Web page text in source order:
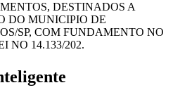
DESTINADOS A
DO MUNICIPIO DE
SP, COM FUNDAMENTO NO
NO 14.133/202.